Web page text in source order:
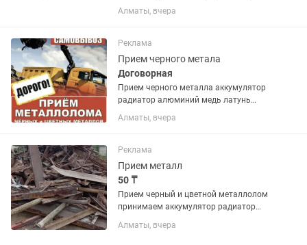
AdSense – это инструмент для
заработка на вашем веб-сайте,
приложении. С помощью AdSense вы
можете...
Алматы, вчера
Реклама
Прием черного метала
Договорная
Прием черного металла аккумулятор
радиатор алюминий медь латунь
нержавейка мотор коробка от машины
любой вид металалома принемаем
Алматы, вчера
Реклама
Прием металл
50 ₸
Прием черный и цветной металлолом
принимаем аккумулятор радиатор
металлолом принимаем ДОРОГО
Алматы, вчера